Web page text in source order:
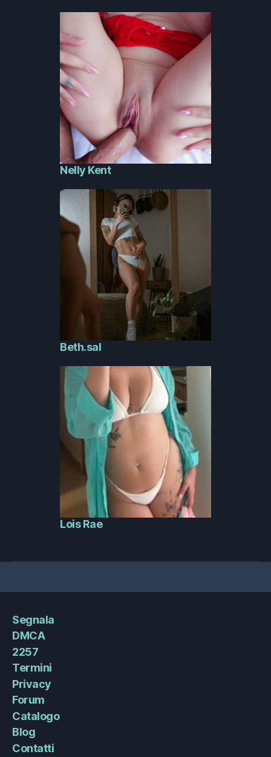
Nelly Kent
Beth.sal
Lois Rae
Segnala
DMCA
2257
Termini
Privacy
Forum
Catalogo
Blog
Contatti